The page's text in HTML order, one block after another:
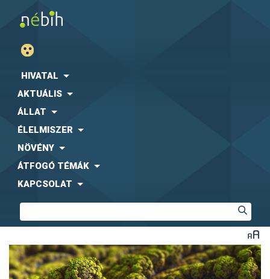
HIVATAL
AKTUÁLIS
ÁLLAT
ÉLELMISZER
NÖVÉNY
ÁTFOGÓ TÉMÁK
KAPCSOLAT